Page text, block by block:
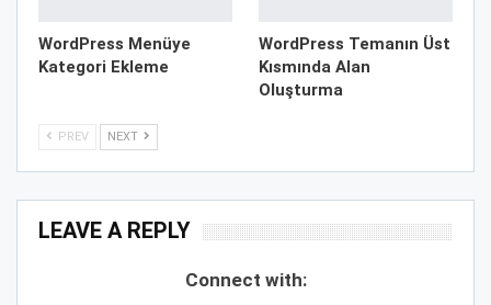
WordPress Menüye
Kategori Ekleme
WordPress Temanın Üst
Kısmında Alan
Oluşturma
PREV NEXT
LEAVE A REPLY
Connect with: